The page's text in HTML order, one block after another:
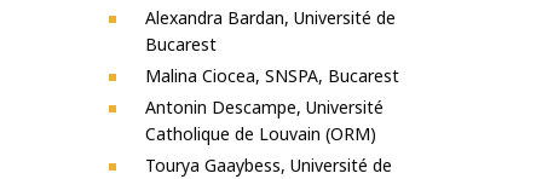
Alexandra Bardan, Université de
Bucarest
Malina Ciocea, SNSPA, Bucarest
Antonin Descampe, Université
Catholique de Louvain (ORM)
Tourya Gaaybess, Université de